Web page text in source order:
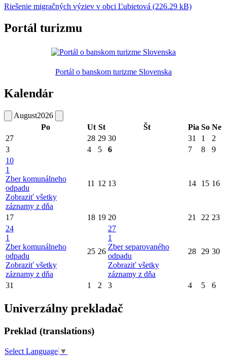
Riešenie migračných výziev v obci Ľubietová (226.29 kB)
Portál turizmu
Portál o banskom turizme Slovenska
Kalendár
August2026
Po
Ut St Št Pia So Ne
27
28 29 30 31 1
2
3
4 5 6 7 8
9
10
1
Zber komunálneho
odpadu
Zobraziť všetky
záznamy z dňa
11 12 13 14 15 16
17 18 19 20 21 22 23
24
1
Zber komunálneho
odpadu
Zobraziť všetky
záznamy z dňa
25 26
27
1
Zber separovaného
odpadu
Zobraziť všetky
záznamy z dňa
28 29 30
31 1 2 3 4 5 6
Univerzálny prekladač
Preklad (translations)
Select Language ▼